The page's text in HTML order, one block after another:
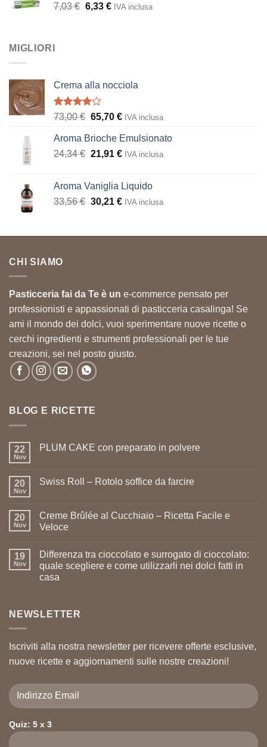
era:
è:
7,03€ Il
6,33 €IlIVA inclusa
MIGLIORI
Crema alla nocciola
Valutato
5
73,00€ Il
originale
era:
65,70 €Il
attuale
è:
IVA inclusa
Aroma Brioche Emulsionato
24,34€ Il
era:
24,34 €.
21,91 €Il
è:
21,91 €.
IVA inclusa
Aroma Vaniglia Liquido
33,56€ Il
era:
30,21 €Il
è:
IVA inclusa
CHI SIAMO
Pasticceria fai da Te è un e-commerce pensato per
professionisti e appassionati di pasticceria casalinga! Se
ami il mondo dei dolci, vuoi sperimentare nuove ricette o
cerchi ingredienti e strumenti professionali per le tue
creazioni, sei nel posto giusto.
BLOG E RICETTE
22
Nov
PLUM CAKE con preparato in polvere
20
Nov
Swiss Roll – Rotolo soffice da farcire
20
Nov
Creme Brûlée al Cucchiaio – Ricetta Facile e
Veloce
19
Nov
Differenza tra cioccolato e surrogato di cioccolato:
quale scegliere e come utilizzarli nei dolci fatti in
casa
NEWSLETTER
Iscriviti alla nostra newsletter per ricevere offerte esclusive,
nuove ricette e aggiornamenti sulle nostre creazioni!
Quiz: 5 x 3